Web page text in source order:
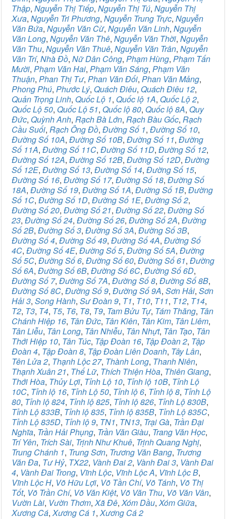
Thập, Nguyễn Thị Tiếp, Nguyễn Thị Tú, Nguyễn Thị
Xưa, Nguyễn Tri Phương, Nguyễn Trung Trực, Nguyễn
Văn Bứa, Nguyễn Văn Cừ, Nguyễn Văn Linh, Nguyễn
Văn Long, Nguyễn Văn Thê, Nguyễn Văn Thời, Nguyễn
Văn Thu, Nguyễn Văn Thuê, Nguyễn Văn Trân, Nguyễn
Văn Trí, Nhà Đồ, Nữ Dân Công, Phạm Hùng, Phạm Tấn
Mười, Phạm Văn Hai, Phạm Văn Sáng, Phạm Văn
Thuận, Phan Thị Tư, Phan Văn Đối, Phan Văn Mảng,
Phong Phú, Phước Lý, Quách Điêu, Quách Điêu 12,
Quản Trọng Linh, Quốc Lộ 1, Quốc lộ 1A, Quốc Lộ 2,
Quốc Lộ 50, Quốc Lộ 51, Quốc lộ 80, Quốc lộ 8A, Quy
Đức, Quỳnh Anh, Rạch Bà Lớn, Rạch Bàu Gốc, Rạch
Cầu Suối, Rạch Ông Đồ, Đường Số 1, Đường Số 10,
Đường Số 10A, Đường Số 10B, Đường Số 11, Đường
Số 11A, Đường Số 11C, Đường Số 11D, Đường Số 12,
Đường Số 12A, Đường Số 12B, Đường Số 12D, Đường
Số 12E, Đường Số 13, Đường Số 14, Đường Số 15,
Đường Số 16, Đường Số 17, Đường Số 18, Đường Số
18A, Đường Số 19, Đường Số 1A, Đường Số 1B, Đường
Số 1C, Đường Số 1D, Đường Số 1E, Đường Số 2,
Đường Số 20, Đường Số 21, Đường Số 22, Đường Số
23, Đường Số 24, Đường Số 26, Đường Số 2A, Đường
Số 2B, Đường Số 3, Đường Số 3A, Đường Số 3B,
Đường Số 4, Đường Số 49, Đường Số 4A, Đường Số
4C, Đường Số 4E, Đường Số 5, Đường Số 5A, Đường
Số 5C, Đường Số 6, Đường Số 60, Đường Số 61, Đường
Số 6A, Đường Số 6B, Đường Số 6C, Đường Số 6D,
Đường Số 7, Đường Số 7A, Đường Số 8, Đường Số 8B,
Đường Số 8C, Đường Số 9, Đường Số 9A, Sơn Hải, Sơn
Hải 3, Song Hành, Sư Đoàn 9, T1, T10, T11, T12, T14,
T2, T3, T4, T5, T6, T8, T9, Tam Bửu Tự, Tám Thăng, Tân
Chánh Hiệp 16, Tân Đức, Tân Kiên, Tân Kim, Tân Liêm,
Tân Liễu, Tân Long, Tân Nhiễu, Tân Nhựt, Tân Tạo, Tân
Thới Hiệp 10, Tân Túc, Tập Đoàn 16, Tập Đoàn 2, Tập
Đoàn 4, Tập Đoàn 8, Tập Đoàn Liên Doanh, Tây Lân,
Tên Lửa 2, Thạnh Lộc 27, Thành Long, Thanh Niên,
Thạnh Xuân 21, Thế Lữ, Thích Thiện Hòa, Thiên Giang,
Thới Hòa, Thủy Lợi, Tỉnh Lộ 10, Tỉnh lộ 10B, Tỉnh Lộ
10C, Tỉnh lộ 16, Tỉnh Lộ 50, Tỉnh lộ 6, Tỉnh lộ 8, Tỉnh Lộ
80, Tỉnh lộ 824, Tỉnh lộ 825, Tỉnh lộ 826, Tỉnh Lộ 830B,
Tỉnh Lộ 833B, Tỉnh lộ 835, Tỉnh lộ 835B, Tỉnh Lộ 835C,
Tỉnh Lộ 835D, Tỉnh lộ 9, TN1, TN13, Trại Gà, Trần Đại
Nghĩa, Trần Hải Phụng, Trần Văn Giàu, Trang Văn Học,
Trí Yên, Trích Sài, Trịnh Như Khuê, Trịnh Quang Nghị,
Trung Chánh 1, Trung Sơn, Trương Văn Bang, Trương
Văn Đa, Tư Hỷ, TX22, Vành Đai 2, Vành Đai 3, Vành Đai
4, Vành Đai Trong, Vĩnh Lộc, Vĩnh Lộc A, Vĩnh Lộc B,
Vĩnh Lộc H, Võ Hữu Lợi, Võ Tần Chí, Võ Tánh, Võ Thị
Tốt, Võ Trần Chí, Võ Văn Kiệt, Võ Văn Thu, Võ Văn Vân,
Vườn Lài, Vườn Thơm,Xã Đê,Xóm Dầu,Xóm Giữa,
Xương Cá,Xương Cá 1,Xương Cá 2